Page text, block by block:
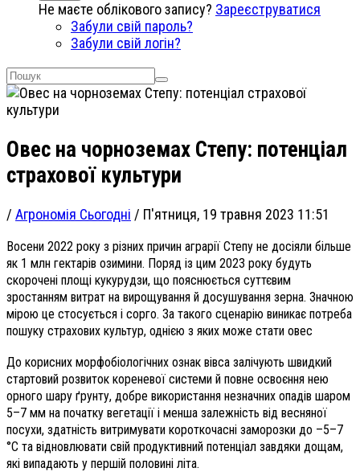
Не маєте облікового запису? Зареєструватися
Забули свій пароль?
Забули свій логін?
Овес на чорноземах Степу: потенціал
страхової культури
/ Агрономія Сьогодні / П'ятниця, 19 травня 2023 11:51
Восени 2022 року з різних причин аграрії Степу не досіяли більше
як 1 млн гектарів озимини. Поряд із цим 2023 року будуть
скорочені площі кукурудзи, що пояснюється суттєвим
зростанням витрат на вирощування й досушування зерна. Значною
мірою це стосується і сорго. За такого сценарію виникає потреба
пошуку страхових культур, однією з яких може стати овес
До корисних морфобіологічних ознак вівса залічують швидкий
стартовий розвиток кореневої системи й повне освоєння нею
орного шару ґрунту, добре використання незначних опадів шаром
5–7 мм на початку вегетації і менша залежність від весняної
посухи, здатність витримувати короткочасні заморозки до –5–7
°С та відновлювати свій продуктивний потенціал завдяки дощам,
які випадають у першій половині літа.